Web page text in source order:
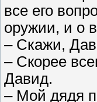
все его
оружии, и о
– Скажи,
– Скорее
Давид.
– Мой дядя